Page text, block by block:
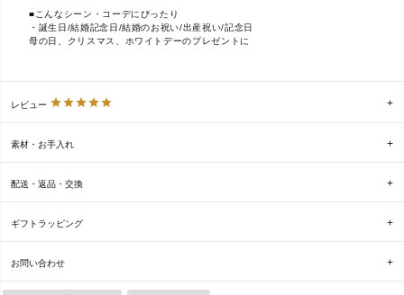
■こんなシーン・コーデにぴったり
・誕生日/結婚記念日/結婚のお祝い/出産祝い/記念日
母の日、クリスマス、ホワイトデーのプレゼントに
レビュー
素材・お手入れ
配送・返品・交換
ギフトラッピング
お問い合わせ